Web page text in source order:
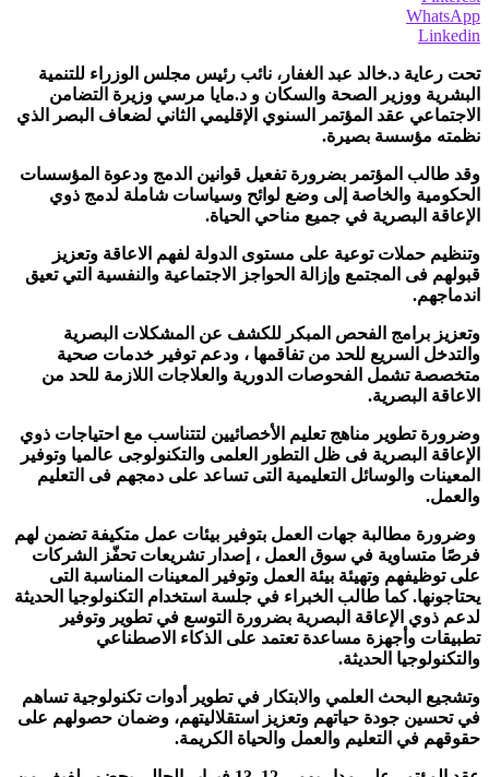
WhatsApp
Linkedin
تحت رعاية د.خالد عبد الغفار، نائب رئيس مجلس الوزراء للتنمية
البشرية ووزير الصحة والسكان و د.مايا مرسي وزيرة التضامن
الاجتماعي عقد المؤتمر السنوي الإقليمي الثاني لضعاف البصر الذي
نظمته مؤسسة بصيرة.
وقد طالب المؤتمر بضرورة تفعيل قوانين الدمج ودعوة المؤسسات
الحكومية والخاصة إلى وضع لوائح وسياسات شاملة لدمج ذوي
الإعاقة البصرية في جميع مناحي الحياة.
وتنظيم حملات توعية على مستوى الدولة لفهم الاعاقة وتعزيز
قبولهم فى المجتمع وإزالة الحواجز الاجتماعية والنفسية التي تعيق
اندماجهم.
وتعزيز برامج الفحص المبكر للكشف عن المشكلات البصرية
والتدخل السريع للحد من تفاقمها ، ودعم توفير خدمات صحية
متخصصة تشمل الفحوصات الدورية والعلاجات اللازمة للحد من
الاعاقة البصرية.
وضرورة تطوير مناهج تعليم الأخصائيين لتتناسب مع احتياجات ذوي
الإعاقة البصرية فى ظل التطور العلمى والتكنولوجى عالميا وتوفير
المعينات والوسائل التعليمية التى تساعد على دمجهم فى التعليم
والعمل.
وضرورة مطالبة جهات العمل بتوفير بيئات عمل متكيفة تضمن لهم
فرصًا متساوية في سوق العمل ، إصدار تشريعات تحفّز الشركات
على توظيفهم وتهيئة بيئة العمل وتوفير المعينات المناسبة التى
يحتاجونها. كما طالب الخبراء في جلسة استخدام التكنولوجيا الحديثة
لدعم ذوي الإعاقة البصرية بضرورة التوسع في تطوير وتوفير
تطبيقات وأجهزة مساعدة تعتمد على الذكاء الاصطناعي
والتكنولوجيا الحديثة.
وتشجيع البحث العلمي والابتكار في تطوير أدوات تكنولوجية تساهم
في تحسين جودة حياتهم وتعزيز استقلاليتهم، وضمان حصولهم على
حقوقهم في التعليم والعمل والحياة الكريمة.